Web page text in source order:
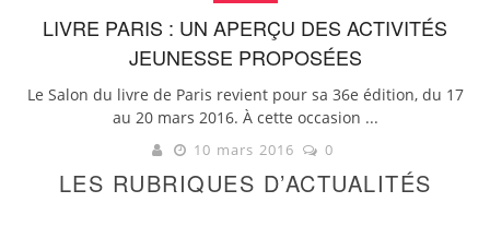
LIVRE PARIS : UN APERÇU DES ACTIVITÉS
JEUNESSE PROPOSÉES
Le Salon du livre de Paris revient pour sa 36e édition, du 17
au 20 mars 2016. À cette occasion ...
10 mars 2016 0
LES RUBRIQUES D’ACTUALITÉS